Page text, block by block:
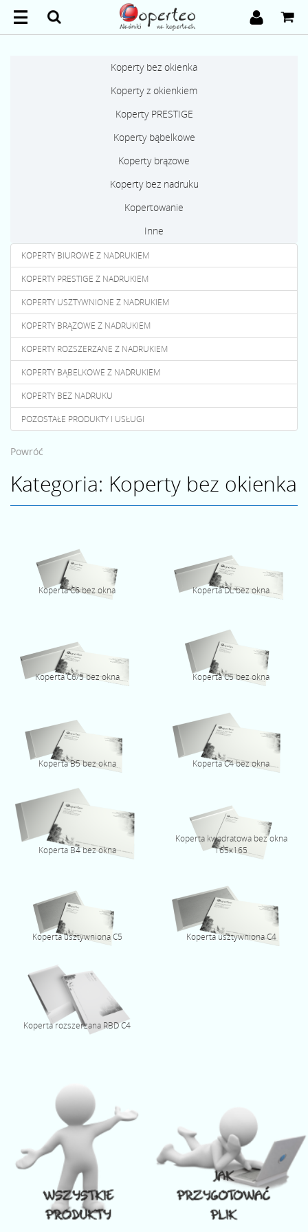
Koperty bez okienka
Koperty z okienkiem
Koperty PRESTIGE
Koperty bąbelkowe
Koperty brązowe
Koperty bez nadruku
Kopertowanie
Inne
KOPERTY BIUROWE Z NADRUKIEM
KOPERTY PRESTIGE Z NADRUKIEM
KOPERTY USZTYWNIONE Z NADRUKIEM
KOPERTY BRĄZOWE Z NADRUKIEM
KOPERTY ROZSZERZANE Z NADRUKIEM
KOPERTY BĄBELKOWE Z NADRUKIEM
KOPERTY BEZ NADRUKU
POZOSTAŁE PRODUKTY I USŁUGI
Powróć
Kategoria: Koperty bez okienka
Koperta C6 bez okna Koperta DL bez okna
Koperta C6/5 bez okna Koperta C5 bez okna
Koperta B5 bez okna Koperta C4 bez okna
Koperta B4 bez okna
Koperta kwadratowa bez okna
165x165
Koperta usztywniona C5 Koperta usztywniona C4
Koperta rozszerzana RBD C4